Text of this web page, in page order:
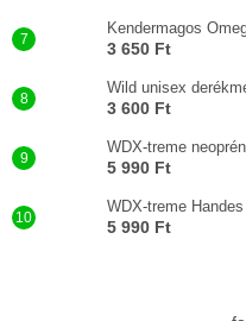
Kendermagos
3 650 Ft
Wild unisex
3 600 Ft
WDX-treme
5 990 Ft
WDX-treme
5 990 Ft